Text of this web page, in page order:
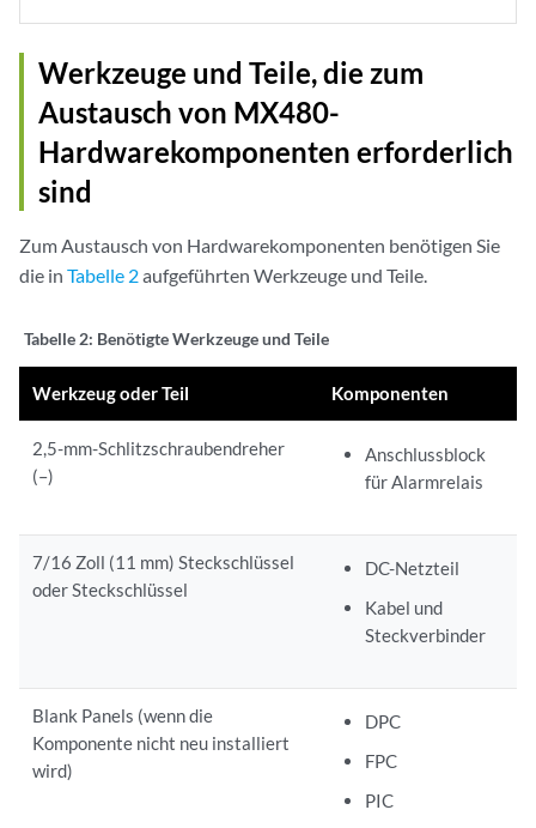
Werkzeuge und Teile, die zum
Austausch von MX480-
Hardwarekomponenten erforderlich
sind
Zum Austausch von Hardwarekomponenten benötigen Sie
die in Tabelle 2aufgeführten Werkzeuge und Teile.
Tabelle 2: Benötigte Werkzeuge und Teile
Werkzeug oder Teil Komponenten
2,5-mm-Schlitzschraubendreher
(–)
Anschlussblock
für Alarmrelais
7/16 Zoll (11 mm) Steckschlüssel
oder Steckschlüssel
DC-Netzteil
Kabel und
Steckverbinder
Blank Panels (wenn die
Komponente nicht neu installiert
wird)
DPC
FPC
PIC